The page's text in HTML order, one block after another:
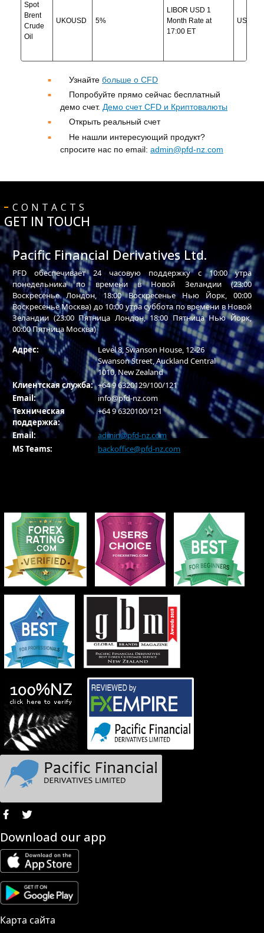
Spot
Brent
Crude
Oil
UKOUSD 5%
LIBOR USD 1
Month Rate at
17:00 ET
USD
Узнайте больше о CFD
Попробуйте прямо сейчас бесплатный
демо счет. Демо счет CFD и Криптовалюты
Открыть реальный счет
Не нашли интересующий продукт?
спросите нас по email: admin@pfd-nz.com
CONTACTS
GET IN TOUCH
Pacific Financial Derivatives Ltd.
PFD обеспечивает 24 часовую поддержку с 10:00 утра
понедельника по времени в Новой Зеландии (23:00
Воскресенье Лондон, 18:00 Воскресенье Нью Йорк, 00:00
Воскресенье Москва) до 10:00 утра суббота по времени в Новой
Зеландии (23:00 Пятница Лондон, 18:00 Пятница Нью Йорк,
00:00 Пятница Москва)
Адрес:
Level 8, Swanson House, 12-26
Swanson Street, Auckland Central
1010, New Zealand
Клиентская служба: +64 9 6320129/100/121
Email:
info@pfd-nz.com
Техническая
поддержка:
+64 9 6320100/121
Email:
admin@pfd-nz.com
MS Teams:
backoffice@pfd-nz.com
Download our app
Карта сайта